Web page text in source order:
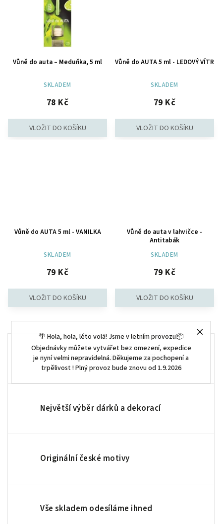
🌴 Hola, hola, léto volá! Jsme v letním provozu📦
Objednávky můžete vytvářet bez omezení, expedice
je nyní velmi nepravidelná. Děkujeme za pochopení a
trpělivost ! Plný provoz bude znovu od 1.9.2026
Vůně do auta – Meduňka, 5 ml
SKLADEM
78 Kč
Vůně do AUTA 5 ml - LEDOVÝ VÍTR
SKLADEM
79 Kč
Vůně do AUTA 5 ml - VANILKA
SKLADEM
79 Kč
Vůně do auta v lahvičce -
Antitabák
SKLADEM
79 Kč
95 % dekorací vyrábíme v naší dílně
Největší výběr dárků a dekorací
Originální české motivy
Vše skladem odesíláme ihned